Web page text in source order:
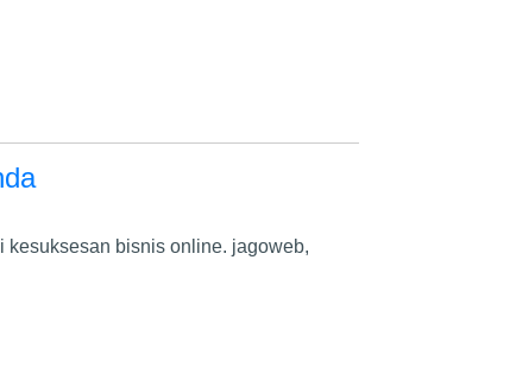
kesuksesan bisnis online. jagoweb,